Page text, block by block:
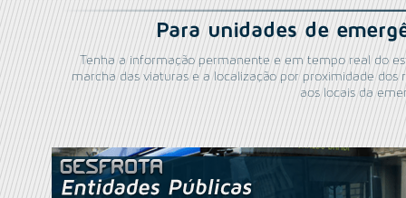
Para unidades de
Tenha a informação permanente e em tempo real do
marcha das viaturas e a localização por proximidade dos
aos locais da